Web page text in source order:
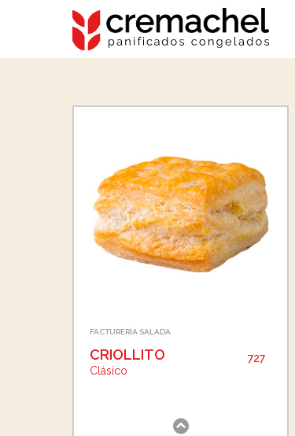
FACTURERÍA SALADA
CRIOLLITO
Clásico
727